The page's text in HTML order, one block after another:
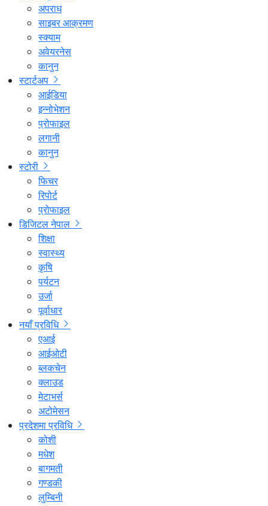
अपराध
साइबर आक्रमण
स्क्याम
अवेयरनेस
कानुन
स्टार्टअप
आईडिया
इन्नोभेशन
प्रोफाइल
लगानी
कानुन
स्टोरी
फिचर
रिपोर्ट
प्रोफाइल
डिजिटल नेपाल
शिक्षा
स्वास्थ्य
कृषि
पर्यटन
उर्जा
पूर्वाधार
नयाँ प्रविधि
एआई
आईओटी
ब्लकचेन
क्लाउड
मेटाभर्स
अटोमेसन
प्रदेशमा प्रविधि
कोशी
मधेश
बागमती
गण्डकी
लुम्बिनी